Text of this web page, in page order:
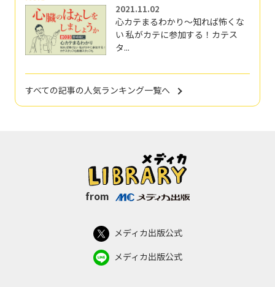
2021.11.02
心カテまるわかり～知れば怖くな
い 私がカテに参加する！カテス
タ...
すべての記事の人気ランキング一覧へ
from
メディカ出版公式
メディカ出版公式